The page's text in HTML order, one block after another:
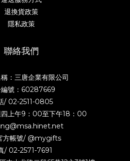
退換貨政策
隱私政策
聯絡我們
：三唐企業有限公司
編號：60287669
/ 02-2511-0805
上午9：00至下午18：00
方帳號/ @mygifts
/ 02-2571-7691